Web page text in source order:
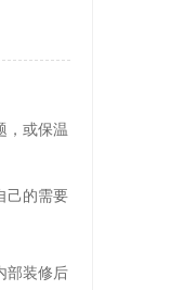
，或保温
己的需要
部装修后